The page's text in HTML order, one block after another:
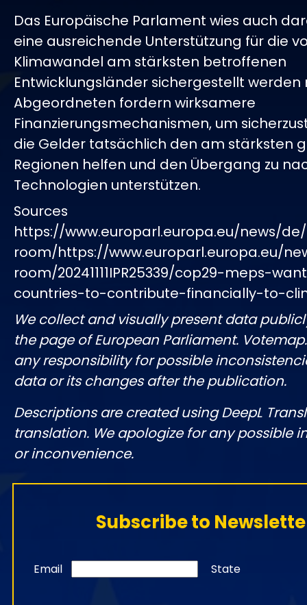
Das Europäische Parlament wies auch
eine ausreichende Unterstützung für die
Klimawandel am stärksten betroffenen
Entwicklungsländer sichergestellt werden
Abgeordneten fordern wirksamere
Finanzierungsmechanismen, um
die Gelder tatsächlich den am stärksten
Regionen helfen und den Übergang zu
Technologien unterstützen.
Sources
https://www.europarl.europa.eu/news/
room/https://www.europarl.europa.eu/
room/20241111IPR25339/cop29-meps-
countries-to-contribute-financially-to-
We collect and visually present data
the page of European Parliament.
any responsibility for possible
data or its changes after the publication.
Descriptions are created using DeepL
translation. We apologize for any possible
or inconvenience.
Subscribe to
Email State